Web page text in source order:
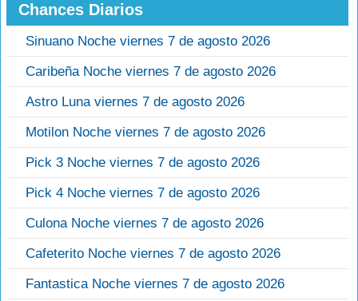
Chances Diarios
Sinuano Noche viernes 7 de agosto 2026
Caribeña Noche viernes 7 de agosto 2026
Astro Luna viernes 7 de agosto 2026
Motilon Noche viernes 7 de agosto 2026
Pick 3 Noche viernes 7 de agosto 2026
Pick 4 Noche viernes 7 de agosto 2026
Culona Noche viernes 7 de agosto 2026
Cafeterito Noche viernes 7 de agosto 2026
Fantastica Noche viernes 7 de agosto 2026